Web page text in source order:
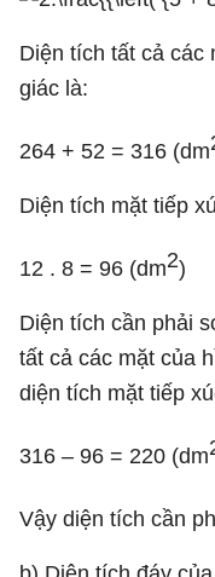
Diện tích tất cả các
giác là:
264 + 52 = 316 (dm
Diện tích mặt tiếp
12 . 8 = 96 (dm2)
Diện tích cần phải
tất cả các mặt của
diện tích mặt tiếp
316 – 96 = 220 (dm
Vậy diện tích cần